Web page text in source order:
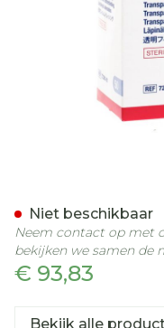
€ 93,83
Niet beschikbaar
Neem contact op met
bekijken we samen de
Bekijk alle